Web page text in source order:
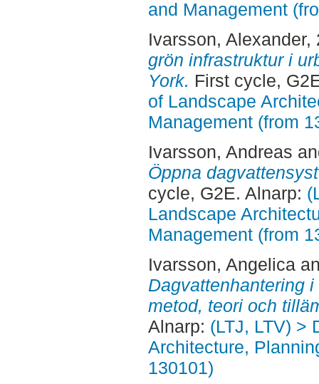
and Management
Ivarsson, Alexander,
grön infrastruktur i
York. First cycle,
of Landscape
Management (from
Ivarsson, Andreas
Öppna
cycle, G2E. Alnarp:
Landscape
Management (from
Ivarsson, Angelica
Dagvattenhantering
metod, teori och
Alnarp: (LTJ, LTV) >
Architecture,
130101)